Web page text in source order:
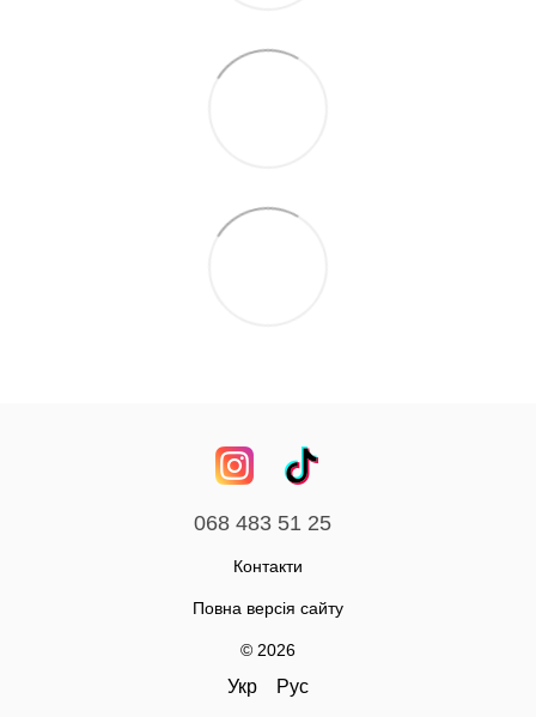
068 483 51 25
Контакти
Повна версія сайту
© 2026
Укр Рус